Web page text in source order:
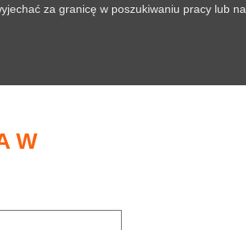
za granicę w poszukiwaniu pracy lub na
W